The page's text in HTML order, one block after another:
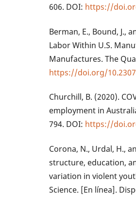
606. DOI: https://
Berman, E., Bound, J.,
Labor Within U.S.
Manufactures. The
https://doi.org/
Churchill, B. (2020).
employment in
794. DOI: https://
Corona, N., Urdal, H.,
structure, education,
variation in violent
Science. [En línea].